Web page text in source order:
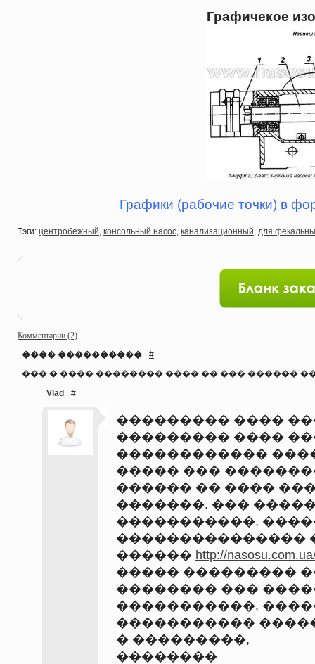
Графичекое
Графики (рабочие точки) в
Тэги: центробежный, консольный насос, канализационный, для
Комментарии (2)
���� ����������
#
��� � ���� �������� ���� �� ��� ������
Vlad
#
��������� ����
��������� ����
������������
����� ���
������ �� ����
�������. ���
�����������,
���������������
������ http://
����� ���������
�������� ���
�����������,
�����������
� ���������,
��������